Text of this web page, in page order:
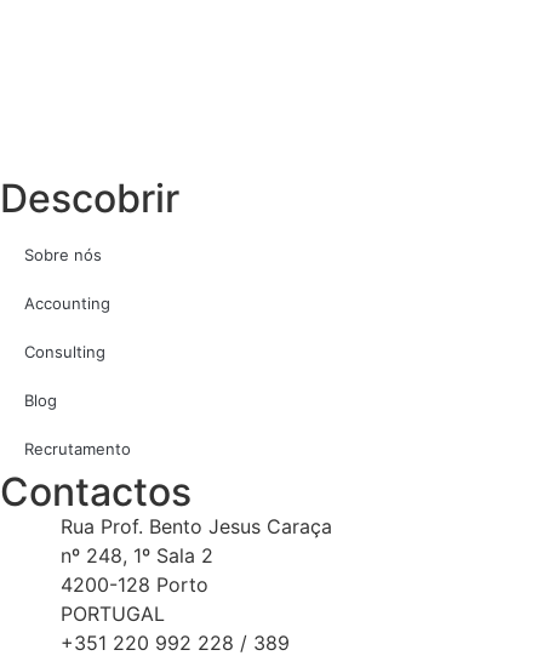
Descobrir
Sobre nós
Accounting
Consulting
Blog
Recrutamento
Contactos
Rua Prof. Bento Jesus Caraça
nº 248, 1º Sala 2
4200-128 Porto
PORTUGAL
+351 220 992 228 / 389